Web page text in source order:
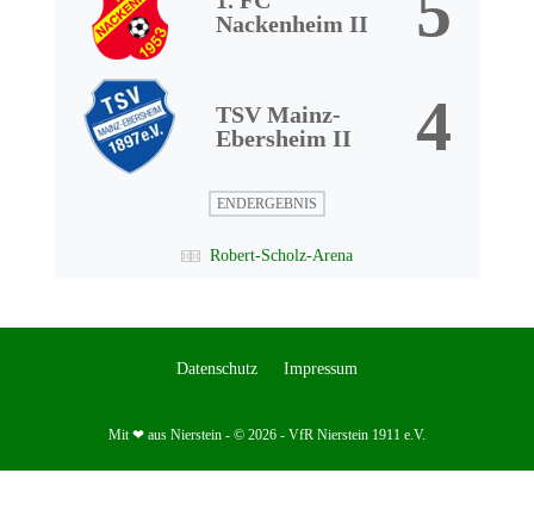
Nackenheim II
TSV Mainz-
Ebersheim II
4
ENDERGEBNIS
Robert-Scholz-Arena
Datenschutz Impressum
Mit ❤ aus Nierstein - © 2026 - VfR Nierstein 1911 e.V.